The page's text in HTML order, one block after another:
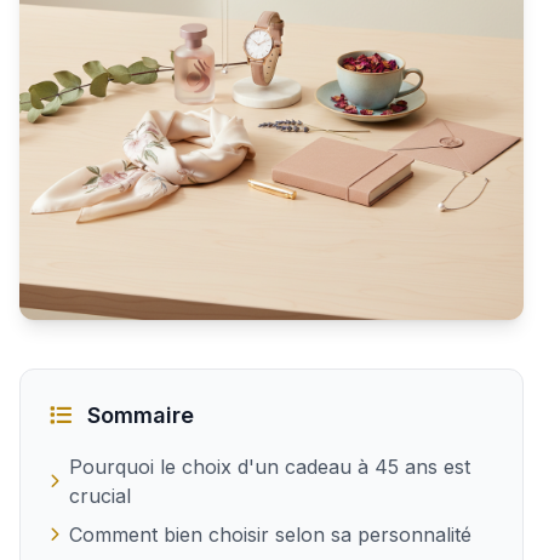
Sommaire
Pourquoi le choix d'un cadeau à 45 ans est
crucial
Comment bien choisir selon sa personnalité